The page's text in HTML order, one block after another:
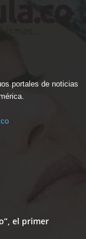
portales de noticias
el primer